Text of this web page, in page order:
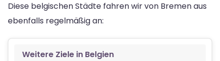
Diese belgischen Städte fahren wir von Bremen aus
ebenfalls regelmäßig an:
Weitere Ziele in Belgien